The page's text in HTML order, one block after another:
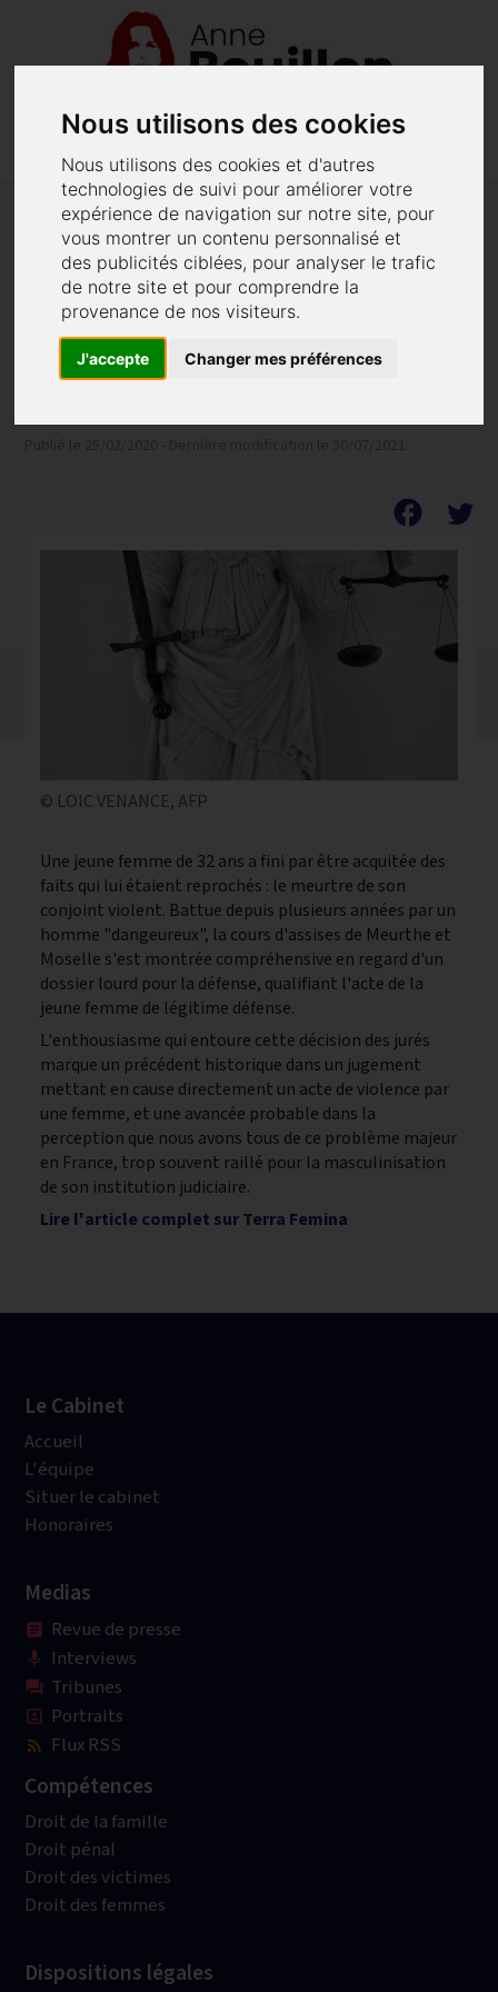
Nous utilisons des cookies
Nous utilisons des cookies et d'autres
technologies de suivi pour améliorer votre
expérience de navigation sur notre site, pour
vous montrer un contenu personnalisé et
des publicités ciblées, pour analyser le trafic
de notre site et pour comprendre la
provenance de nos visiteurs.
J'accepte Changer mes préférences
menu
Une femme acquittée après avoir
tué son mari violent
Victime de violences conjugales, la jeune femme
avait fini par tuer son conjoint à coups de
couteaux
facebook
© LOIC VENANCE, AFP
Une jeune femme de 32 ans a fini par être acquitée des
faits qui lui étaient reprochés : le meurtre de son
conjoint violent. Battue depuis plusieurs années par un
homme "dangeureux", la cours d'assises de Meurthe et
Moselle s'est montrée compréhensive en regard d'un
dossier lourd pour la défense, qualifiant l'acte de la
jeune femme de légitime défense.
L'enthousiasme qui entoure cette décision des jurés
marque un précédent historique dans un jugement
mettant en cause directement un acte de violence par
une femme, et une avancée probable dans la
perception que nous avons tous de ce problème majeur
en France, trop souvent raillé pour la masculinisation
de son institution judiciaire.
Lire l'article complet sur Terra Femina
Le Cabinet
Accueil
L'équipe
Situer le cabinet
Honoraires
Medias
article Revue de presse
mic Interviews
question_answer Tribunes
portrait Portraits
rss_feed Flux RSS
Compétences
Droit de la famille
Droit pénal
Droit des victimes
Droit des femmes
Dispositions légales